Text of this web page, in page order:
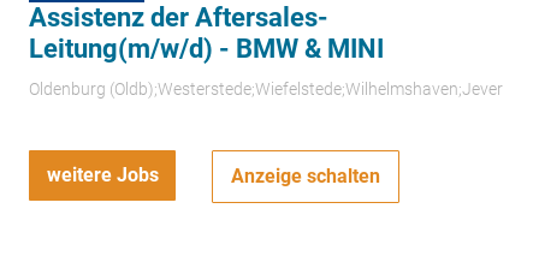
Assistenz der Aftersales-
Leitung(m/w/d) - BMW & MINI
Oldenburg (Oldb);Westerstede;Wiefelstede;Wilhelmshaven;Jever
weitere Jobs Anzeige schalten